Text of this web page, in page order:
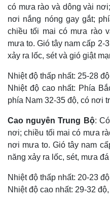
Khởi nghiệp
có mưa rào và dông vài
nơi nắng nóng gay gắt;
chiều tối mai có mưa rào
mưa to. Gió tây nam cấp 2-
xảy ra lốc, sét và gió giật
Nhiệt độ thấp nhất: 25-28 độ
Nhiệt độ cao nhất: Phía
phía Nam 32-35 độ, có nơi
Cao nguyên Trung Bộ:
nơi; chiều tối mai có mưa
nơi mưa to. Gió tây nam
năng xảy ra lốc, sét, mưa
Nhiệt độ thấp nhất: 20-23
Nhiệt độ cao nhất: 29-32